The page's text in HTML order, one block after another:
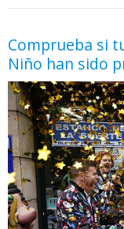
Comprueba si
Niño han sido